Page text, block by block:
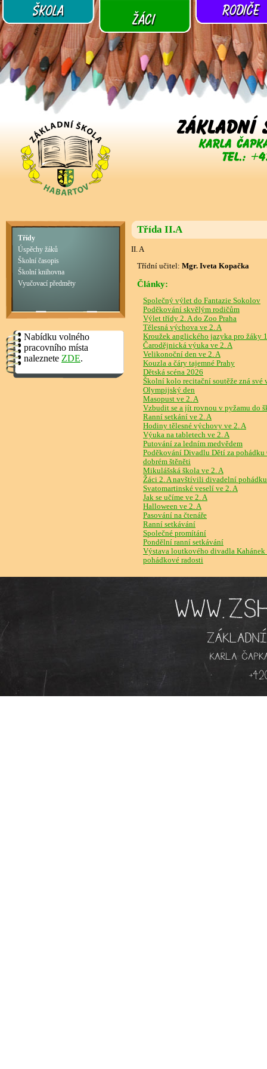
Třídy
Úspěchy žáků
Školní časopis
Školní knihovna
Vyučovací předměty
Nabídku volného
pracovního místa
naleznete ZDE.
Třída II.A
II. A
Třídní učitel: Mgr. Iveta Kopačka
Články:
Společný výlet do Fantazie Sokolov
Poděkování skvělým rodičům
Výlet třídy 2. A do Zoo Praha
Tělesná výchova ve 2. A
Kroužek anglického jazyka pro žáky
Čarodějnická výuka ve 2. A
Velikonoční den ve 2. A
Kouzla a čáry tajemné Prahy
Dětská scéna 2026
Školní kolo recitační soutěže zná své
Olympijský den
Masopust ve 2. A
Vzbudit se a jít rovnou v pyžamu do
Ranní setkání ve 2. A
Hodiny tělesné výchovy ve 2. A
Výuka na tabletech ve 2. A
Putování za ledním medvědem
Poděkování Divadlu Dětí za pohádku
dobrém štěněti
Mikulášská škola ve 2. A
Žáci 2. A navštívili divadelní
Svatomartinské veselí ve 2. A
Jak se učíme ve 2. A
Halloween ve 2. A
Pasování na čtenáře
Ranní setkávání
Společné promítání
Pondělní ranní setkávání
Výstava loutkového divadla Kahánek
pohádkové radosti